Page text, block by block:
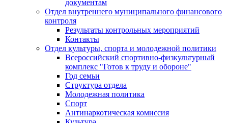
документам
Отдел внутреннего муниципального финансового
контроля
Результаты контрольных мероприятий
Контакты
Отдел культуры, спорта и молодежной политики
Всероссийский спортивно-физкультурный
комплекс "Готов к труду и обороне"
Год семьи
Структура отдела
Молодежная политика
Спорт
Антинаркотическая комиссия